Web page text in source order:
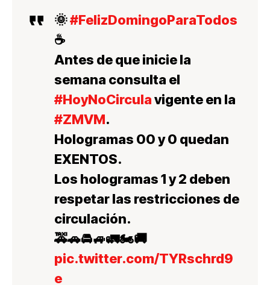
🌞#FelizDomingoParaTodos
☕
Antes de que inicie la
semana consulta el
#HoyNoCirculavigente en la
#ZMVM.
Hologramas 00 y 0 quedan
EXENTOS.
Los hologramas 1 y 2 deben
respetar las restricciones de
circulación.
🚕🚗🚘🚙🚛🏍🚚
pic.twitter.com/TYRschrd9
e